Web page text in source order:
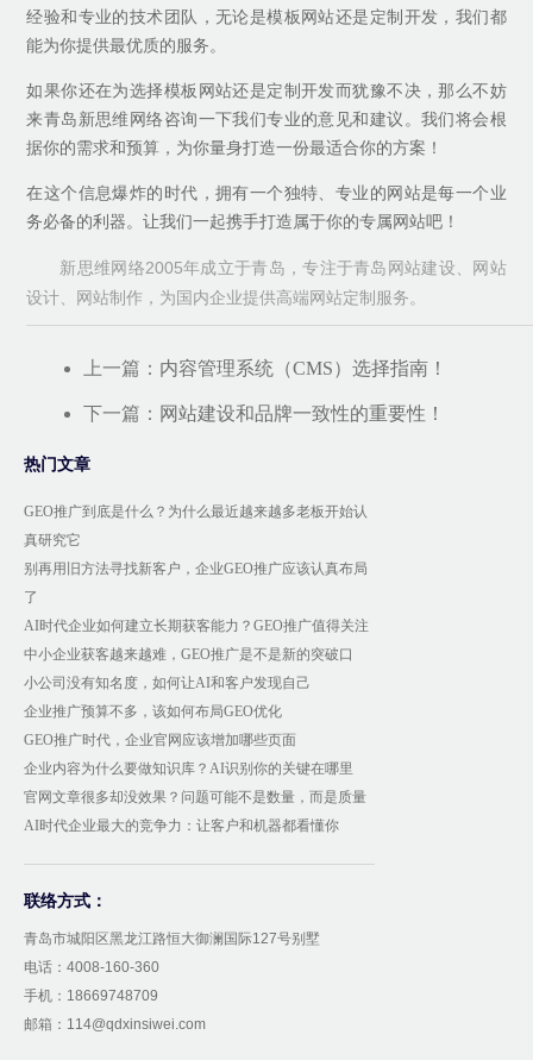
经验和专业的技术团队，无论是模板网站还是定制开发，我们都
能为你提供最优质的服务。
如果你还在为选择模板网站还是定制开发而犹豫不决，那么不妨
来青岛新思维网络咨询一下我们专业的意见和建议。我们将会根
据你的需求和预算，为你量身打造一份最适合你的方案！
在这个信息爆炸的时代，拥有一个独特、专业的网站是每一个业
务必备的利器。让我们一起携手打造属于你的专属网站吧！
新思维网络2005年成立于青岛，专注于青岛网站建设、网站
设计、网站制作，为国内企业提供高端网站定制服务。
上一篇： 内容管理系统（CMS）选择指南！
下一篇： 网站建设和品牌一致性的重要性！
热门文章
GEO推广到底是什么？为什么最近越来越多老板开始认
真研究它
别再用旧方法寻找新客户，企业GEO推广应该认真布局
了
AI时代企业如何建立长期获客能力？GEO推广值得关注
中小企业获客越来越难，GEO推广是不是新的突破口
小公司没有知名度，如何让AI和客户发现自己
企业推广预算不多，该如何布局GEO优化
GEO推广时代，企业官网应该增加哪些页面
企业内容为什么要做知识库？AI识别你的关键在哪里
官网文章很多却没效果？问题可能不是数量，而是质量
AI时代企业最大的竞争力：让客户和机器都看懂你
联络方式：
青岛市城阳区黑龙江路恒大御澜国际127号别墅
电话：4008-160-360
手机：18669748709
邮箱：114@qdxinsiwei.com